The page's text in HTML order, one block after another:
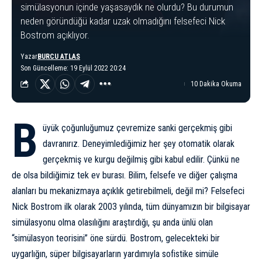
simülasyonun içinde yaşasaydık ne olurdu? Bu durumun
neden göründüğü kadar uzak olmadığını felsefeci Nick
Bostrom açıklıyor.
Son Güncelleme: 19 Eylül 2022 20:24
YazarBURCU ATLAS
10 Dakika Okuma
B
üyük çoğunluğumuz çevremize sanki gerçekmiş gibi
davranırız. Deneyimlediğimiz her şey otomatik olarak
gerçekmiş ve kurgu değilmiş gibi kabul edilir. Çünkü ne
de olsa bildiğimiz tek ev burası. Bilim, felsefe ve diğer çalışma
alanları bu mekanizmaya açıklık getirebilmeli, değil mi? Felsefeci
Nick Bostrom ilk olarak 2003 yılında, tüm dünyamızın bir bilgisayar
simülasyonu olma olasılığını araştırdığı, şu anda ünlü olan
“simülasyon teorisini” öne sürdü. Bostrom, gelecekteki bir
uygarlığın, süper bilgisayarların yardımıyla sofistike simüle